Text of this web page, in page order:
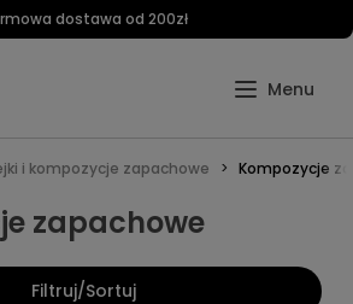
dostawa od 200zł
i kompozycje zapachowe Kompozycje
zapachowe
Filtruj/Sortuj